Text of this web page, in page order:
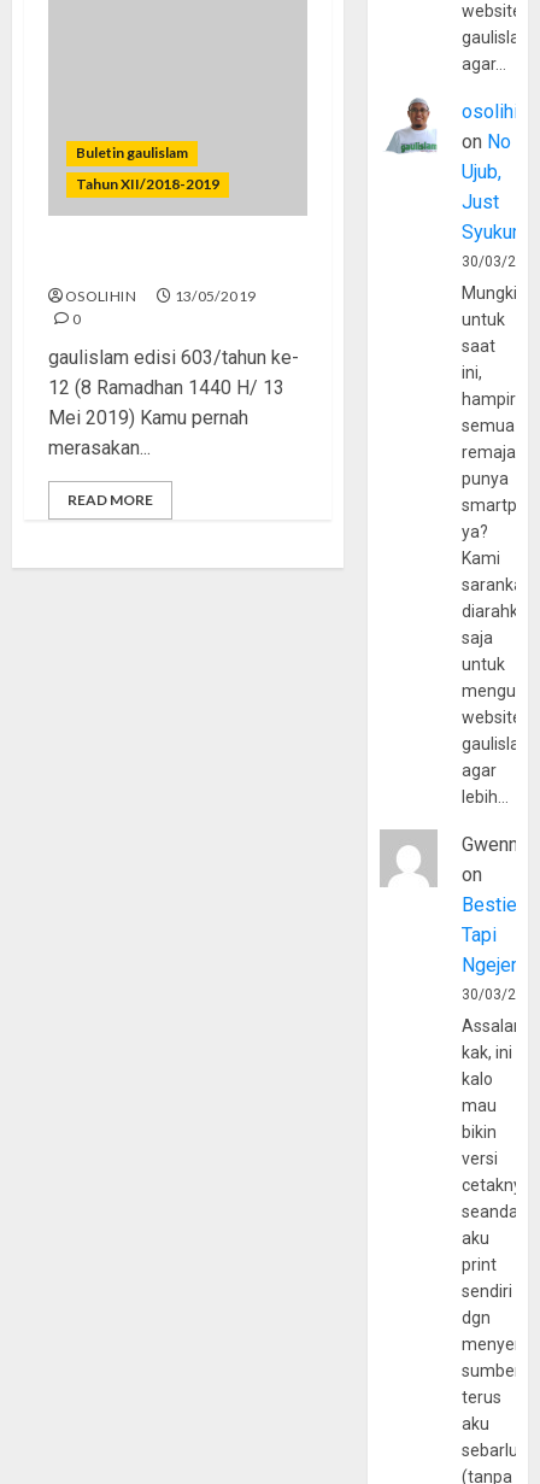
Buletin gaulislam
Tahun XII/2018-2019
OSOLIHIN
13/05/2019
0
gaulislam edisi 603/tahun ke-
12 (8 Ramadhan 1440 H/ 13
Mei 2019) Kamu pernah
merasakan...
READ MORE
website
agar…
osolihin
on No
Ujub,
Just
Syukur
30/03/
Mungkin
untuk
saat
ini,
hampir
semua
remaja
punya
ya?
Kami
sarankan,
diarahkan
saja
untuk
website
agar
lebih…
Gwenny
on
Bestie
Tapi
30/03/
kak, ini
kalo
mau
bikin
versi
cetaknya
aku
print
sendiri
dgn
sumber
terus
aku
(tanpa